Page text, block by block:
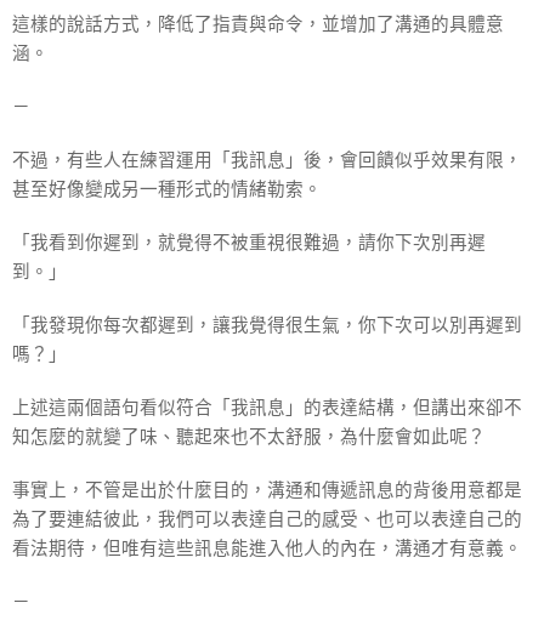
這樣的說話方式，降低了指責與命令，並增加了溝通的具體意
涵。
－
不過，有些人在練習運用「我訊息」後，會回饋似乎效果有限，
甚至好像變成另一種形式的情緒勒索。
「我看到你遲到，就覺得不被重視很難過，請你下次別再遲
到。」
「我發現你每次都遲到，讓我覺得很生氣，你下次可以別再遲到
嗎？」
上述這兩個語句看似符合「我訊息」的表達結構，但講出來卻不
知怎麼的就變了味、聽起來也不太舒服，為什麼會如此呢？
事實上，不管是出於什麼目的，溝通和傳遞訊息的背後用意都是
為了要連結彼此，我們可以表達自己的感受、也可以表達自己的
看法期待，但唯有這些訊息能進入他人的內在，溝通才有意義。
－